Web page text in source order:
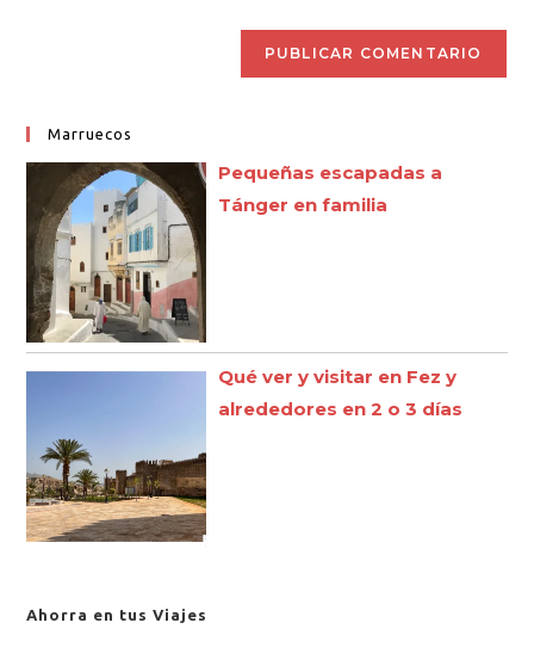
Marruecos
Pequeñas escapadas a
Tánger en familia
Qué ver y visitar en Fez y
alrededores en 2 o 3 días
Ahorra en tus Viajes